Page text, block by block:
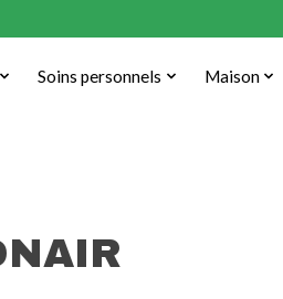
Soins personnels Maison